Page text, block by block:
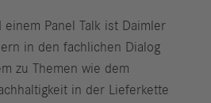
einem Panel Talk ist Daimler
in den fachlichen Dialog
zu Themen wie dem
in der Lieferkette